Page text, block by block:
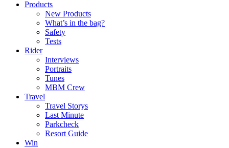
Products
New Products
What’s in the bag?
Safety
Tests
Rider
Interviews
Portraits
Tunes
MBM Crew
Travel
Travel Storys
Last Minute
Parkcheck
Resort Guide
Win